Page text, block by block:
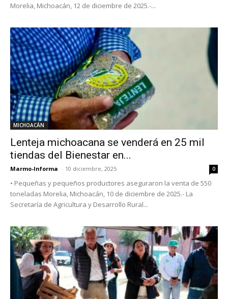
Morelia, Michoacán, 12 de diciembre de 2025.-...
MICHOACÁN
Lenteja michoacana se venderá en 25 mil
tiendas del Bienestar en...
Marmo-Informa - 10 diciembre, 2025 0
• Pequeñas y pequeños productores aseguraron la venta de 550
toneladas Morelia, Michoacán, 10 de diciembre de 2025.- La
Secretaría de Agricultura y Desarrollo Rural...